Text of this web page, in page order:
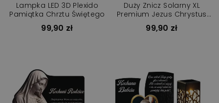
Lampka LED 3D Plexido
Pamiątka Chrztu Świętego
99,90 zł
Duży Znicz Solarny XL
Premium Jezus Chrystus
Na Cmentarz
99,90 zł